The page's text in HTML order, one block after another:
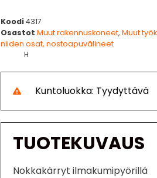
Koodi4317
Osastot Muut rakennuskoneet,Muut
niiden osat, nostoapuvälineet
H
Kuntoluokka: Tyydyttävä
TUOTEKUVAUS
Nokkakärryt ilmakumipyörillä